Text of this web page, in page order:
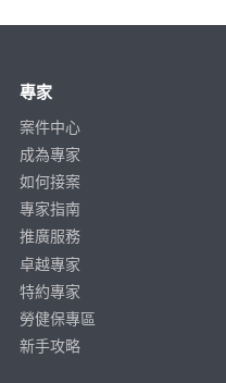
專家
案件中心
成為專家
如何接案
專家指南
推廣服務
卓越專家
特約專家
勞健保專區
新手攻略